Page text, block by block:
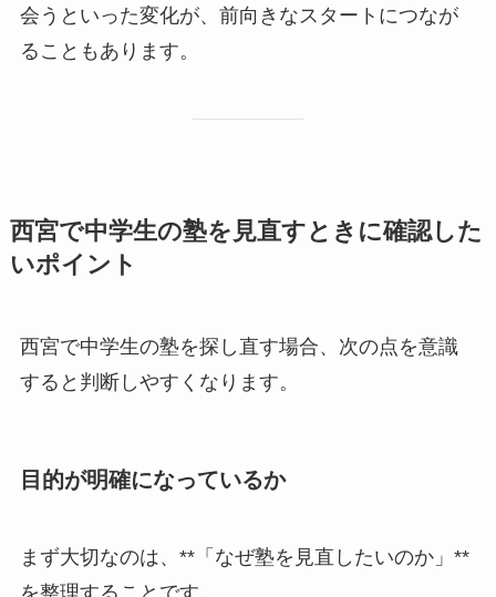
会うといった変化が、前向きなスタートにつなが
ることもあります。
西宮で中学生の塾を見直すときに確認した
いポイント
西宮で中学生の塾を探し直す場合、次の点を意識
すると判断しやすくなります。
目的が明確になっているか
まず大切なのは、**「なぜ塾を見直したいのか」**
を整理することです。